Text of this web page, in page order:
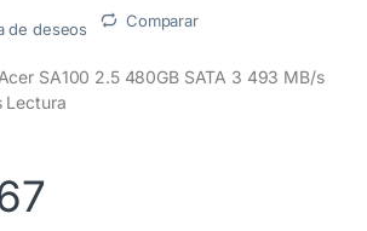
de deseos Comparar
SA100 2.5 480GB SATA 3 493 MB/s
Lectura